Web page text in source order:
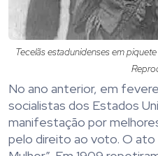
Tecelãs estadunidenses em
No ano anterior, em
socialistas dos Estados
manifestação por
pelo direito ao voto. O ato